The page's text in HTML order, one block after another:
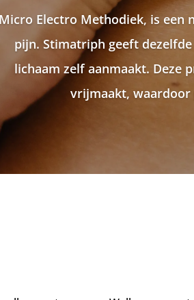
Micro Electro Methodiek, is een
pijn. Stimatriph geeft dezelfde
lichaam zelf aanmaakt. Deze
vrijmaakt,